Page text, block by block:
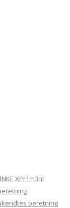
XPr1m3nt
beretning